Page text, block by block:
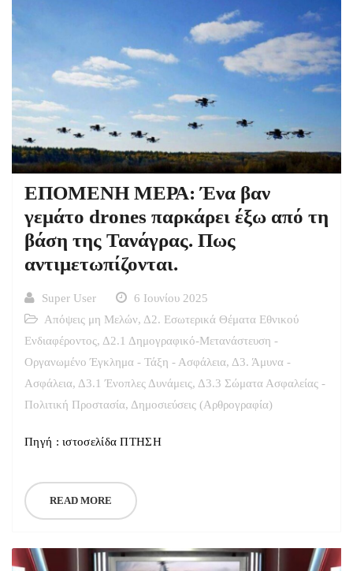
ΕΠΟΜΕΝΗ ΜΕΡΑ: Ένα βαν
γεμάτο drones παρκάρει έξω από τη
βάση της Τανάγρας. Πως
αντιμετωπίζονται.
Super User
6 Ιουνίου 2025
Απόψεις μη Μελών, Δ2. Εσωτερικά Θέματα Εθνικού
Ενδιαφέροντος, Δ2.1 Δημογραφικό-Μετανάστευση -
Οργανωμένο Έγκλημα - Τάξη - Ασφάλεια, Δ3. Άμυνα -
Ασφάλεια, Δ3.1 Ένοπλες Δυνάμεις, Δ3.3 Σώματα Ασφαλείας -
Πολιτική Προστασία, Δημοσιεύσεις (Αρθρογραφία)
Πηγή : ιστοσελίδα ΠΤΗΣΗ
READ MORE